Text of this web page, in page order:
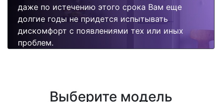
даже по истечению этого срока Вам еще
долгие годы не придется испытывать
дискомфорт с появлениями тех или иных
проблем.
Выберите модель